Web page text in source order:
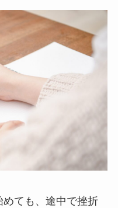
ても、途中で挫折